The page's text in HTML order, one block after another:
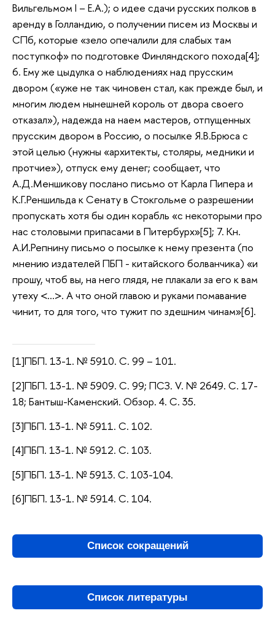
Вильгельмом I – Е.А.); о идее сдачи русских полков в
аренду в Голландию, о получении писем из Москвы и
СПб, которые «зело опечалили для слабых там
поступкоф» по подготовке Финляндского похода[4];
6. Ему же цыдулка о наблюдениях над прусским
двором («уже не так чиновен стал, как прежде был, и
многим людем нынешней король от двора своего
отказал»), надежда на наем мастеров, отпущенных
прусским двором в Россию, о посылке Я.В.Брюса с
этой целью (нужны «архитекты, столяры, медники и
протчие»), отпуск ему денег; сообщает, что
А.Д.Меншикову послано письмо от Карла Пипера и
К.Г.Реншильда к Сенату в Стокгольме о разрешении
пропускать хотя бы один корабль «с некоторыми про
нас столовыми припасами в Питербурх»[5]; 7. Кн.
А.И.Репнину письмо о посылке к нему презента (по
мнению издателей ПБП - китайского болванчика) «и
прошу, чтоб вы, на него глядя, не плакали за его к вам
утеху <…>. А что оной главою и руками помавание
чинит, то для того, что тужит по здешним чинам»[6].
[1]ПБП. 13-1. № 5910. С. 99 – 101.
[2]ПБП. 13-1. № 5909. С. 99; ПСЗ. V. № 2649. С. 17-
18; Бантыш-Каменский. Обзор. 4. С. 35.
[3]ПБП. 13-1. № 5911. С. 102.
[4]ПБП. 13-1. № 5912. С. 103.
[5]ПБП. 13-1. № 5913. С. 103-104.
[6]ПБП. 13-1. № 5914. С. 104.
Список сокращений
Список литературы